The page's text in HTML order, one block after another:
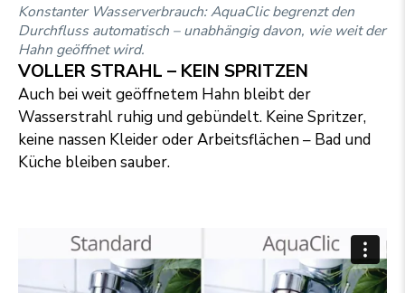
Konstanter Wasserverbrauch: AquaClic begrenzt den
Durchfluss automatisch – unabhängig davon, wie weit der
Hahn geöffnet wird.
VOLLER STRAHL – KEIN SPRITZEN
Auch bei weit geöffnetem Hahn bleibt der
Wasserstrahl ruhig und gebündelt. Keine Spritzer,
keine nassen Kleider oder Arbeitsflächen – Bad und
Küche bleiben sauber.